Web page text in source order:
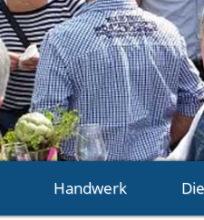
Handwerk